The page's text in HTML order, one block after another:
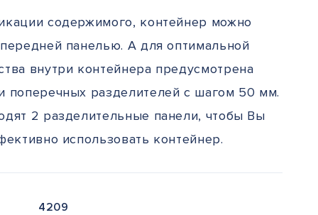
содержимого, контейнер можно
панелью. А для оптимальной
внутри контейнера предусмотрена
поперечных разделителей с шагом 50 мм.
2 разделительные панели, чтобы Вы
использовать контейнер.
4209